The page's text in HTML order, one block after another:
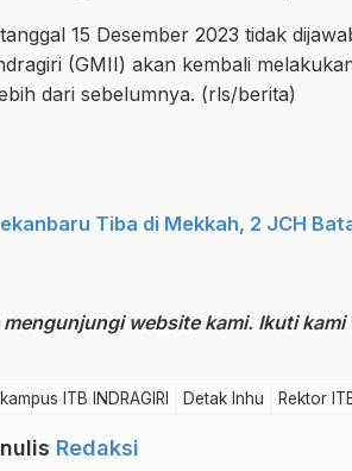
15 Desember 2023 tidak
(GMII) akan kembali
dari sebelumnya. (rls/berita)
Tiba di Mekkah, 2 JCH
mengunjungi website kami. Ikuti
ITB INDRAGIRI Detak Inhu Rektor
Redaksi